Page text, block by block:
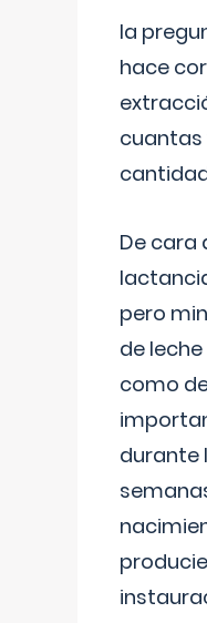
la
hace
cuantas
De cara
pero
de
como
durante